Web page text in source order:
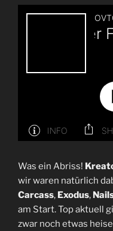
Was ein Abriss!
wir waren natürlich
Carcass, Exodus,
am Start. Top aktuell
zwar noch etwas